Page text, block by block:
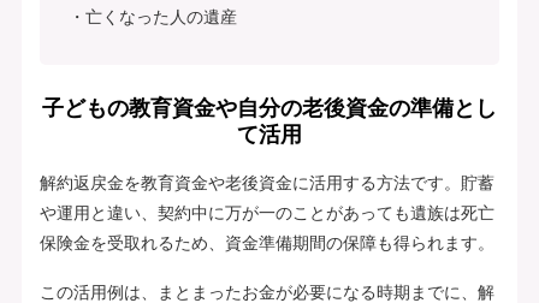
亡くなった人の遺産
子どもの教育資金や自分の老後資金の準備とし
て活用
解約返戻金を教育資金や老後資金に活用する方法です。貯蓄
や運用と違い、契約中に万が一のことがあっても遺族は死亡
保険金を受取れるため、資金準備期間の保障も得られます。
この活用例は、まとまったお金が必要になる時期までに、解